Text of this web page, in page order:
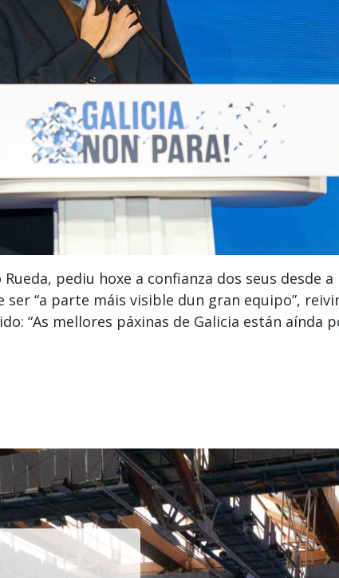
pediu hoxe a confianza dos seus desde
“a parte máis visible dun gran equipo”,
“As mellores páxinas de Galicia están aínda